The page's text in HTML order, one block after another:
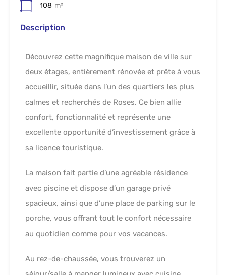
108 m²
Description
Découvrez cette magnifique maison de ville sur
deux étages, entièrement rénovée et prête à vous
accueillir, située dans l’un des quartiers les plus
calmes et recherchés de Roses. Ce bien allie
confort, fonctionnalité et représente une
excellente opportunité d’investissement grâce à
sa licence touristique.
La maison fait partie d’une agréable résidence
avec piscine et dispose d’un garage privé
spacieux, ainsi que d’une place de parking sur le
porche, vous offrant tout le confort nécessaire
au quotidien comme pour vos vacances.
Au rez-de-chaussée, vous trouverez un